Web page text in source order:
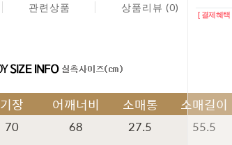
[ 결제혜
관련상품 상품리뷰 (0)
기장 어깨너비 소매통 소매길이
70 68 27.5 55.5